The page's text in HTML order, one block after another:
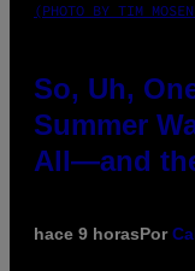
(PHOTO BY TIM
So, Uh,
Summer
All—and
hace 9 horasPor